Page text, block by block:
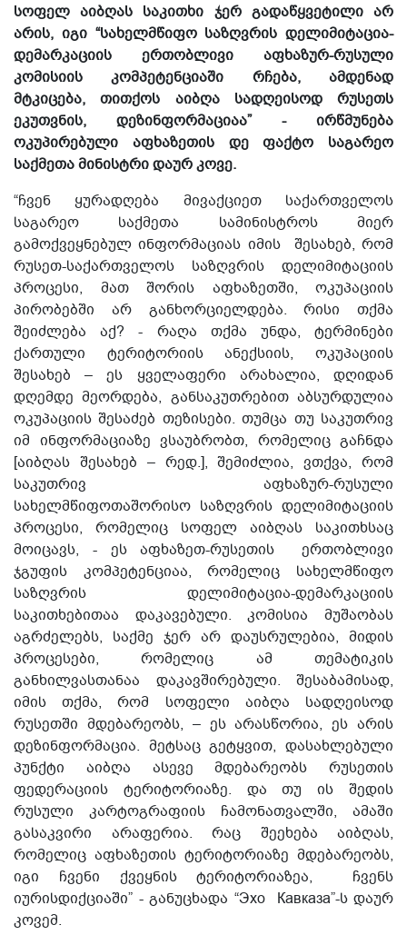
სოფელ აიბღას საკითხი ჯერ გადაწყვეტილი არ
არის, იგი “სახელმწიფო საზღვრის დელიმიტაცია-
დემარკაციის ერთობლივი აფხაზურ-რუსული
კომისიის კომპეტენციაში რჩება, ამდენად
მტკიცება, თითქოს აიბღა სადღეისოდ რუსეთს
ეკუთვნის, დეზინფორმაციაა” - ირწმუნება
ოკუპირებული აფხაზეთის დე ფაქტო საგარეო
საქმეთა მინისტრი დაურ კოვე.
“ჩვენ ყურადღება მივაქციეთ საქართველოს
საგარეო საქმეთა სამინისტროს მიერ
გამოქვეყნებულ ინფორმაციას იმის შესახებ, რომ
რუსეთ-საქართველოს საზღვრის დელიმიტაციის
პროცესი, მათ შორის აფხაზეთში, ოკუპაციის
პირობებში არ განხორციელდება. რისი თქმა
შეიძლება აქ? - რაღა თქმა უნდა, ტერმინები
ქართული ტერიტორიის ანექსიის, ოკუპაციის
შესახებ – ეს ყველაფერი არახალია, დღიდან
დღემდე მეორდება, განსაკუთრებით აბსურდულია
ოკუპაციის შესაძებ თეზისები. თუმცა თუ საკუთრივ
იმ ინფორმაციაზე ვსაუბრობთ, რომელიც გაჩნდა
[აიბღას შესახებ – რედ.], შემიძლია, ვთქვა, რომ
საკუთრივ აფხაზურ-რუსული
სახელმწიფოთაშორისო საზღვრის დელიმიტაციის
პროცესი, რომელიც სოფელ აიბღას საკითხსაც
მოიცავს, - ეს აფხაზეთ-რუსეთის ერთობლივი
ჯგუფის კომპეტენციაა, რომელიც სახელმწიფო
საზღვრის დელიმიტაცია-დემარკაციის
საკითხებითაა დაკავებული. კომისია მუშაობას
აგრძელებს, საქმე ჯერ არ დაუსრულებია, მიდის
პროცესები, რომელიც ამ თემატიკის
განხილვასთანაა დაკავშირებული. შესაბამისად,
იმის თქმა, რომ სოფელი აიბღა სადღეისოდ
რუსეთში მდებარეობს, – ეს არასწორია, ეს არის
დეზინფორმაცია. მეტსაც გეტყვით, დასახლებული
პუნქტი აიბღა ასევე მდებარეობს რუსეთის
ფედერაციის ტერიტორიაზე. და თუ ის შედის
რუსული კარტოგრაფიის ჩამონათვალში, ამაში
გასაკვირი არაფერია. რაც შეეხება აიბღას,
რომელიც აფხაზეთის ტერიტორიაზე მდებარეობს,
იგი ჩვენი ქვეყნის ტერიტორიაზეა, ჩვენს
იურისდიქციაში” - განუცხადა “Эхо Кавказа”-ს დაურ
კოვემ.